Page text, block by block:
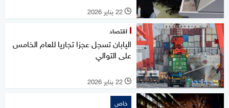
l 22 يناير 2026
اقتصاد
اليابان تسجل عجزا تجاريا للعام الخامس
على التوالي
l 22 يناير 2026
خاص